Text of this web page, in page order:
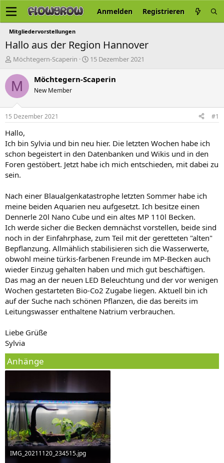
Anmelden Registrieren
Mitgliedervorstellungen
Hallo aus der Region Hannover
E
s
t
e
r
Möchtegern-Scaperin
E
s
t
15 Dezember 2021
M Möchtegern-Scaperin
New Member
15 Dezember 2021 #1
Hallo,
Ich bin Sylvia und bin neu hier. Die letzten Wochen habe ich
schon begeistert in den Datenbanken und Wikis und in den
Foren gestöbert. Jetzt habe ich mich entschieden, mit dabei zu
sein.
Nach einer Blaualgenkatastrophe letzten Sommer habe ich
meine beiden Aquarien neu aufgesetzt. Ich besitze einen
Dennerle 20l Nano Cube und ein altes MP 110l Becken.
Ich werde sicher die Becken demnächst vorstellen, beide sind
noch in der Einfahrphase, zum Teil mit der geretteten "alten"
Bepflanzung. Allmählich stabilisieren sich die Wasserwerte,
obwohl meine türkis-farbenen Freunde im MP-Becken auch
wieder Einzug gehalten haben und mich gut beschäftigen.
Das mag an der neuen LED Beleuchtung und der vor wenigen
Wochen gestarteten Bio-Co2 Zugabe liegen. Aktuell bin ich
auf der Suche nach schönen Pflanzen, die das bereits im
Leitungswasser enthaltene Natrium verbrauchen.
Liebe Grüße
Sylvia
Anhänge
IMG_20211120_234515.jpg